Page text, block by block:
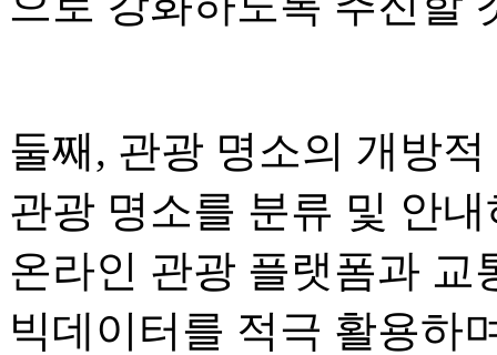
둘째, 관광 명소의 개방
관광 명소를 분류 및 안
온라인 관광 플랫폼과 교
빅데이터를 적극 활용하